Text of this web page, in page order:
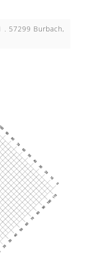
. 57299 Burbach,